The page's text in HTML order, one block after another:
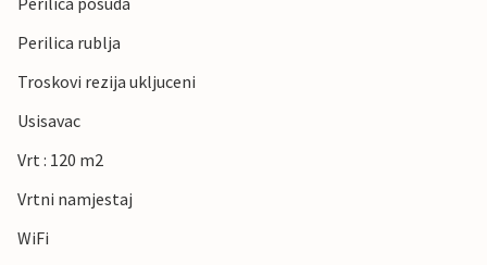
Perilica rublja
Troskovi rezija ukljuceni
Usisavac
Vrt : 120 m2
Vrtni namjestaj
WiFi